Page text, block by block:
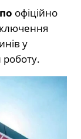
офіційно
у